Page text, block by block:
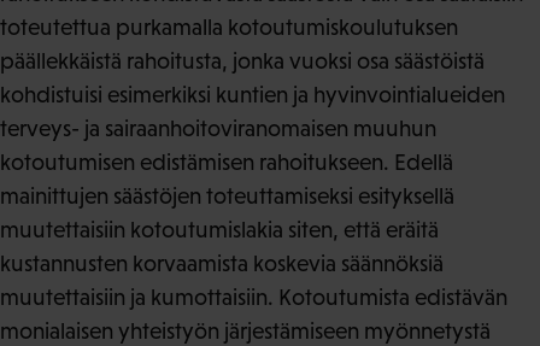
toteutettua purkamalla kotoutumiskoulutuksen
päällekkäistä rahoitusta, jonka vuoksi osa säästöistä
kohdistuisi esimerkiksi kuntien ja hyvinvointialueiden
terveys- ja sairaanhoitoviranomaisen muuhun
kotoutumisen edistämisen rahoitukseen. Edellä
mainittujen säästöjen toteuttamiseksi esityksellä
muutettaisiin kotoutumislakia siten, että eräitä
kustannusten korvaamista koskevia säännöksiä
muutettaisiin ja kumottaisiin. Kotoutumista edistävän
monialaisen yhteistyön järjestämiseen myönnetystä